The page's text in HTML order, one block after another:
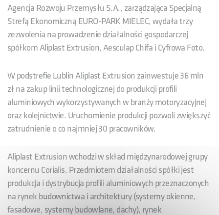
Agencja Rozwoju Przemysłu S.A., zarządzająca Specjalną
Strefą Ekonomiczną EURO-PARK MIELEC, wydała trzy
zezwolenia na prowadzenie działalności gospodarczej
spółkom Aliplast Extrusion, Aesculap Chifa i Cyfrowa Foto.
W podstrefie Lublin Aliplast Extrusion zainwestuje 36 mln
zł na zakup linii technologicznej do produkcji profili
aluminiowych wykorzystywanych w branży motoryzacyjnej
oraz kolejnictwie. Uruchomienie produkcji pozwoli zwiększyć
zatrudnienie o co najmniej 30 pracowników.
Aliplast Extrusion wchodzi w skład międzynarodowej grupy
koncernu Corialis. Przedmiotem działalności spółki jest
produkcja i dystrybucja profili aluminiowych przeznaczonych
na rynek budownictwa i architektury (systemy okienne,
fasadowe, systemy budowlane, dachy), rynek